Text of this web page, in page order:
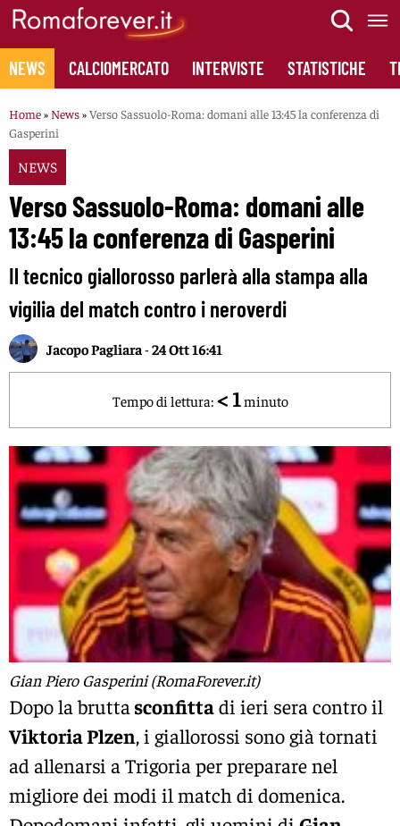
Skip
content
NEWS CALCIOMERCATO INTERVISTE STATISTICHE
Home» News»Verso Sassuolo-Roma: domani alle 13:45 la conferenza di
Gasperini
NEWS
Verso Sassuolo-Roma: domani alle
13:45 la conferenza di Gasperini
Il tecnico giallorosso parlerà alla stampa alla
vigilia del match contro i neroverdi
Jacopo Pagliara -24 Ott 16:41
Tempo di lettura: < 1 minuto
Gian Piero Gasperini (RomaForever.it)
Dopo la brutta sconfittadi ieri sera contro il
Viktoria Plzen, i giallorossi sono già tornati
ad allenarsi a Trigoria per preparare nel
migliore dei modi il match di domenica.